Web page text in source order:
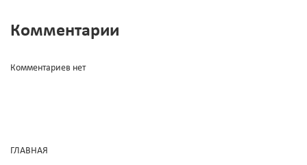
Комментарии
Комментариев нет
ГЛАВНАЯ